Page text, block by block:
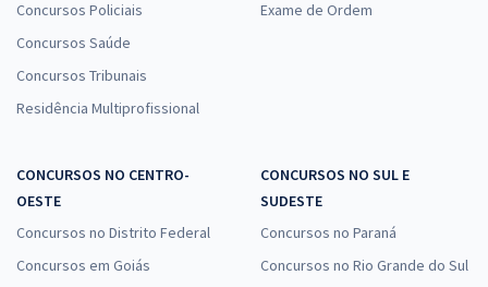
Concursos Policiais
Concursos Saúde
Concursos Tribunais
Residência Multiprofissional
Exame de Ordem
CONCURSOS NO CENTRO-
OESTE
Concursos no Distrito Federal
Concursos em Goiás
CONCURSOS NO SUL E
SUDESTE
Concursos no Paraná
Concursos no Rio Grande do Sul